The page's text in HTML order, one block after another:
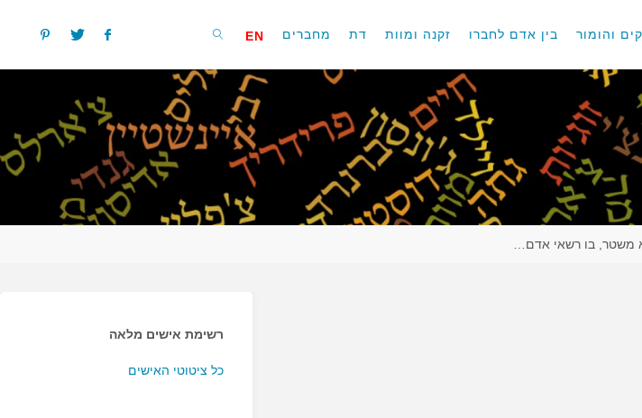
והומור בין אדם לחברו זקנה ומוות דת מחברים EN
משטר, בו רשאי אדם…
רשימת אישים מלאה
כל ציטוטי האישים